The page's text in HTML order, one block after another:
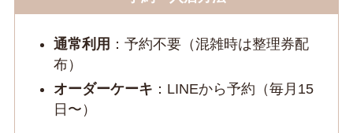
通常利用 ：予約不要（混雑時は整理券配
布）
オーダーケーキ ：LINEから予約（毎月15
日〜）